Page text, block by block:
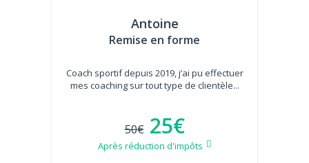
Antoine
Remise en forme
Coach sportif depuis 2019, j’ai pu effectuer
mes coaching sur tout type de clientèle...
50€ 25€
Après réduction d'impôts